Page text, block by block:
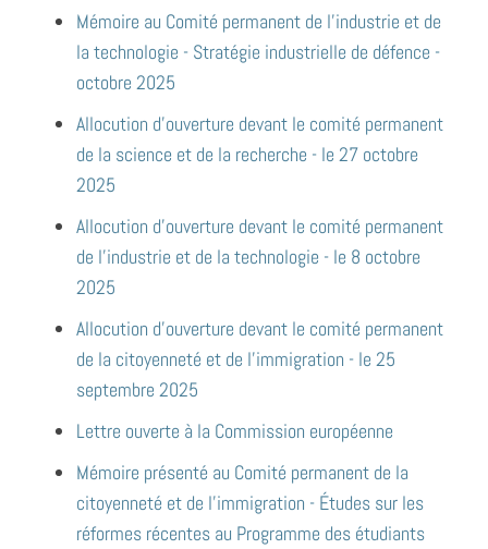
Mémoire au Comité permanent de l’industrie et de
la technologie - Stratégie industrielle de défence -
octobre 2025
Allocution d'ouverture devant le comité permanent
de la science et de la recherche - le 27 octobre
2025
Allocution d'ouverture devant le comité permanent
de l'industrie et de la technologie - le 8 octobre
2025
Allocution d’ouverture devant le comité permanent
de la citoyenneté et de l’immigration - le 25
septembre 2025
Lettre ouverte à la Commission européenne
Mémoire présenté au Comité permanent de la
citoyenneté et de l'immigration - Études sur les
réformes récentes au Programme des étudiants